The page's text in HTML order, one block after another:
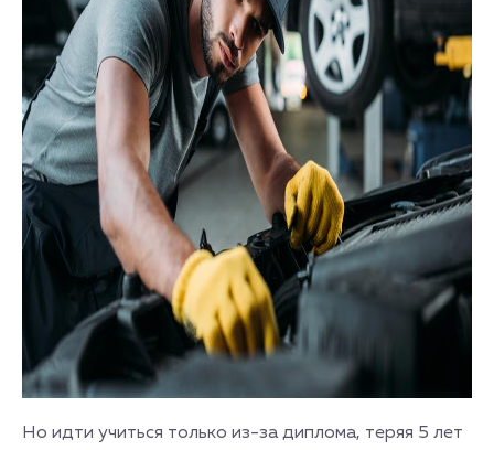
Но идти учиться только из-за диплома, теряя 5 лет